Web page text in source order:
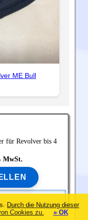
ME Bull
für Revolver bis 4
MwSt.
Durch die Nutzung dieser
Cookies zu.
» OK